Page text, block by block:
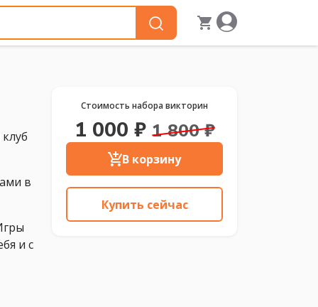
в
и с
Стоимость набора викторин
1 000 ₽ 1 800 ₽
В корзину
Купить сейчас